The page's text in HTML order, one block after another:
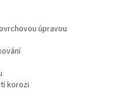
úpravou
korozi